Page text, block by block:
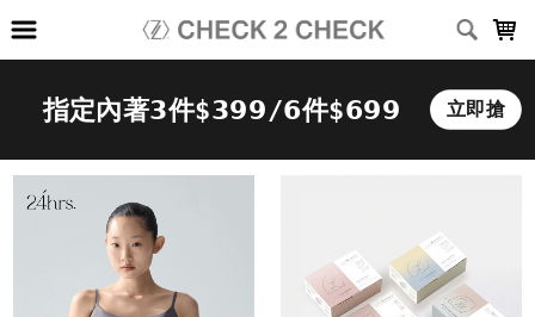
上架時間 銷售件數 銷售價格
樣式尺寸篩選
黑 深灰
淺灰
深藍
灰 綠
卡其